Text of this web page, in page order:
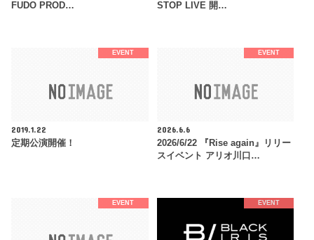
FUDO PROD…
STOP LIVE 開…
EVENT
2019.1.22
定期公演開催！
EVENT
2026.6.6
2026/6/22 『Rise again』リリー
スイベント アリオ川口…
EVENT EVENT